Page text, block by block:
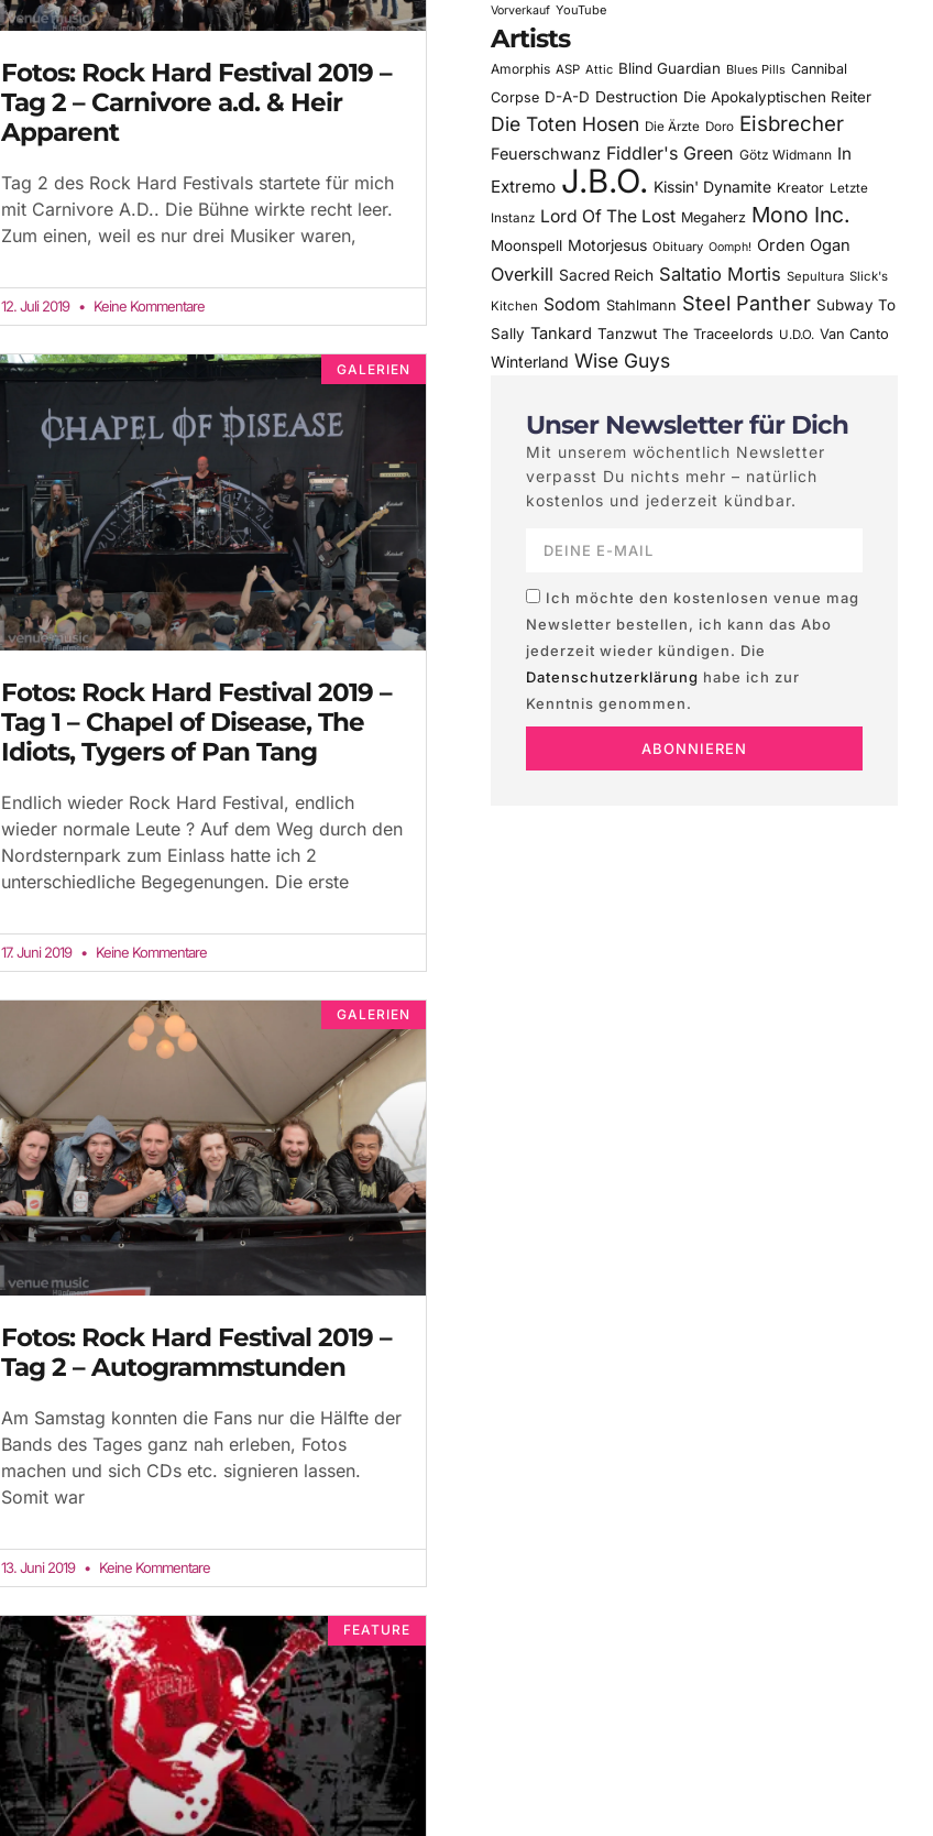
Fotos: Rock Hard Festival 2019 –
Tag 2 – Carnivore a.d. & Heir
Apparent
Tag 2 des Rock Hard Festivals startete für mich
mit Carnivore A.D.. Die Bühne wirkte recht leer.
Zum einen, weil es nur drei Musiker waren,
12. Juli 2019 Keine Kommentare
GALERIEN
Fotos: Rock Hard Festival 2019 –
Tag 1 – Chapel of Disease, The
Idiots, Tygers of Pan Tang
Endlich wieder Rock Hard Festival, endlich
wieder normale Leute ? Auf dem Weg durch den
Nordsternpark zum Einlass hatte ich 2
unterschiedliche Begegenungen. Die erste
17. Juni 2019 Keine Kommentare
GALERIEN
Fotos: Rock Hard Festival 2019 –
Tag 2 – Autogrammstunden
Am Samstag konnten die Fans nur die Hälfte der
Bands des Tages ganz nah erleben, Fotos
machen und sich CDs etc. signieren lassen.
Somit war
13. Juni 2019 Keine Kommentare
FEATURE
Vorverkauf YouTube
Artists
Amorphis ASP Attic Blind Guardian Blues Pills Cannibal
Corpse D-A-D Destruction Die Apokalyptischen Reiter
Die Toten Hosen Die Ärzte Doro Eisbrecher
Feuerschwanz Fiddler's Green Götz Widmann In
Extremo J.B.O. Kissin' Dynamite Kreator Letzte
Instanz Lord Of The Lost Megaherz Mono Inc.
Moonspell Motorjesus Obituary Oomph! Orden Ogan
Overkill Sacred Reich Saltatio Mortis Sepultura Slick's
Kitchen Sodom Stahlmann Steel Panther Subway To
Sally Tankard Tanzwut The Traceelords U.D.O. Van Canto
Winterland Wise Guys
Unser Newsletter für Dich
Mit unserem wöchentlich Newsletter
verpasst Du nichts mehr – natürlich
kostenlos und jederzeit kündbar.
Ich möchte den kostenlosen venue mag
Newsletter bestellen, ich kann das Abo
jederzeit wieder kündigen. Die
Datenschutzerklärung habe ich zur
Kenntnis genommen.
ABONNIEREN